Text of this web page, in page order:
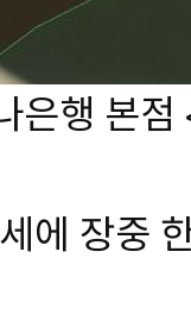
은행 본
에 장중